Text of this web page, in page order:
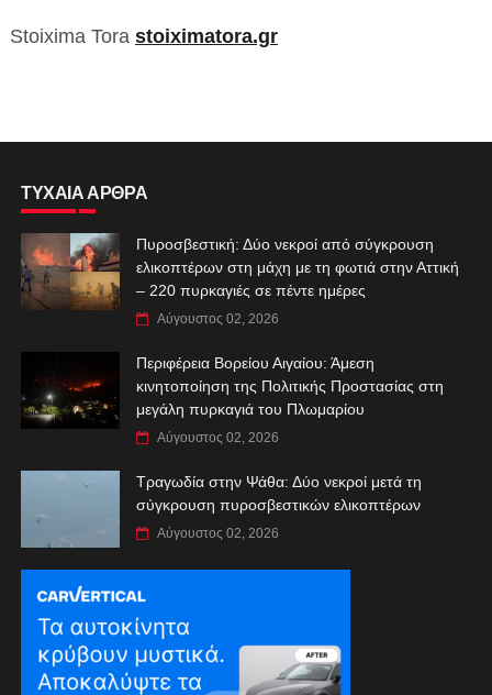
Stoixima Tora stoiximatora.gr
ΤΥΧΑΙΑ ΑΡΘΡΑ
Πυροσβεστική: Δύο νεκροί από σύγκρουση
ελικοπτέρων στη μάχη με τη φωτιά στην Αττική
– 220 πυρκαγιές σε πέντε ημέρες
Αύγουστος 02, 2026
Περιφέρεια Βορείου Αιγαίου: Άμεση
κινητοποίηση της Πολιτικής Προστασίας στη
μεγάλη πυρκαγιά του Πλωμαρίου
Αύγουστος 02, 2026
Τραγωδία στην Ψάθα: Δύο νεκροί μετά τη
σύγκρουση πυροσβεστικών ελικοπτέρων
Αύγουστος 02, 2026